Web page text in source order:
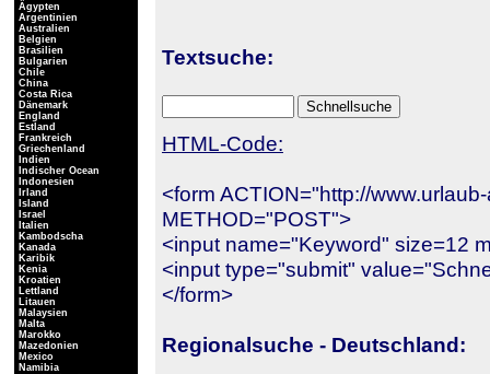
Ägypten
Argentinien
Australien
Belgien
Brasilien
Bulgarien
Chile
China
Costa Rica
Dänemark
England
Estland
Frankreich
Griechenland
Indien
Indischer Ocean
Indonesien
Irland
Island
Israel
Italien
Kambodscha
Kanada
Karibik
Kenia
Kroatien
Lettland
Litauen
Malaysien
Malta
Marokko
Mazedonien
Mexico
Namibia
Textsuche:
HTML-Code:
<form ACTION="http://
METHOD="POST">
<input name="Keyword" size=12
<input type="submit"
</form>
Regionalsuche - Deutschland: